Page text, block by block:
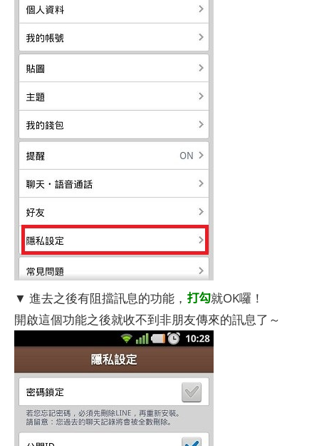
▼ 進去之後有阻擋訊息的功能， 打勾就OK囉！
開啟這個功能之後就收不到非朋友傳來的訊息了～